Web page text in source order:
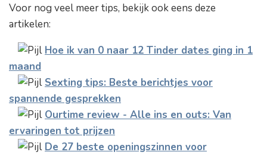
Voor nog veel meer tips, bekijk ook eens deze
artikelen:
Hoe ik van 0 naar 12 Tinder dates ging in 1
maand
Sexting tips: Beste berichtjes voor
spannende gesprekken
Ourtime review - Alle ins en outs: Van
ervaringen tot prijzen
De 27 beste openingszinnen voor